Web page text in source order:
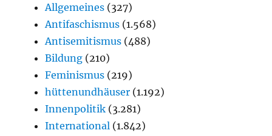
Allgemeines (327)
Antifaschismus (1.568)
Antisemitismus (488)
Bildung (210)
Feminismus (219)
hüttenundhäuser (1.192)
Innenpolitik (3.281)
International (1.842)